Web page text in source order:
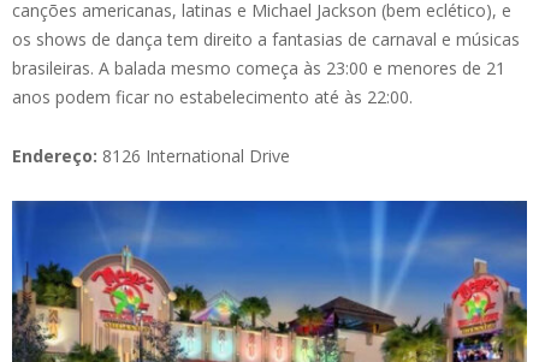
canções americanas, latinas e Michael Jackson (bem eclético), e
os shows de dança tem direito a fantasias de carnaval e músicas
brasileiras. A balada mesmo começa às 23:00 e menores de 21
anos podem ficar no estabelecimento até às 22:00.
Endereço: 8126 International Drive